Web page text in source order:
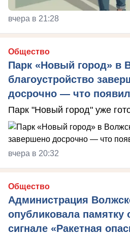
вчера в 21:28
Общество
Парк «Новый город» в
благоустройство
досрочно — что
Парк "Новый город" уже
вчера в 20:32
Общество
Администрация
опубликовала памятку
сигнале «Ракетная